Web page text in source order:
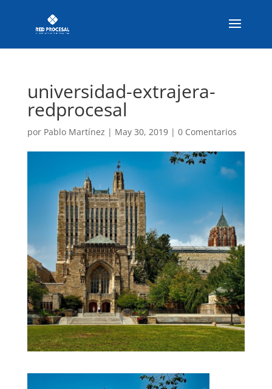
universidad-extrajera-
redprocesal
por Pablo Martínez | May 30, 2019| 0 Comentarios